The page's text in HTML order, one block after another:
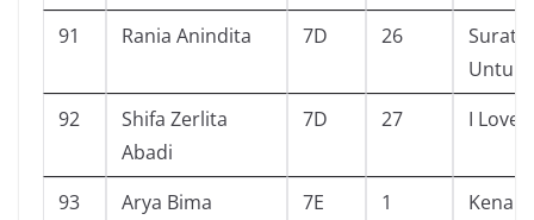
91
Rania Anindita 7D 26
Surat
Untuk
92
Shifa Zerlita
Abadi
7D 27 I Love
93
Arya Bima
7E 1